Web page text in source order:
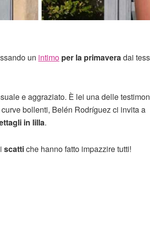
un intimo per la primaveradai
e aggraziato. È lei una delle
bollenti, Belén Rodríguez ci invita a
in lilla.
scattiche hanno fatto impazzire tutti!